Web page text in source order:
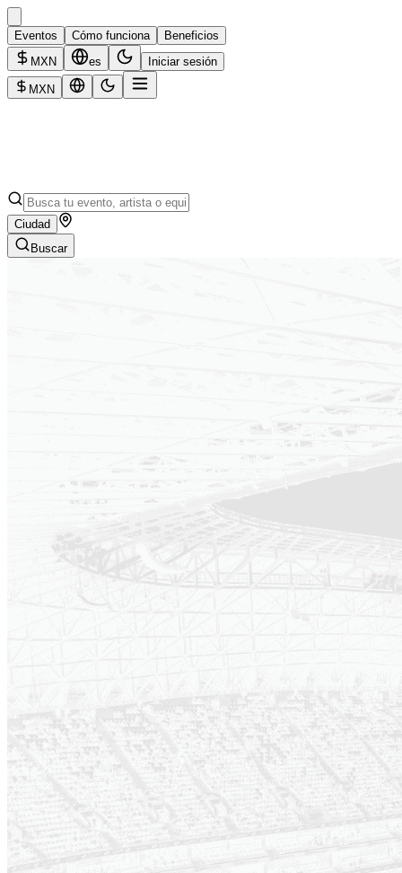
Eventos Cómo funciona
Beneficios
MXN
es Iniciar sesión
MXN
Ciudad
Buscar